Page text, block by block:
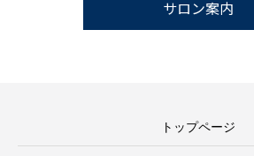
サロン案内
トップページ